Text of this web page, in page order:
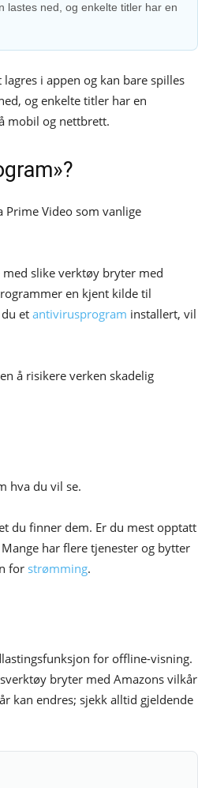
lastes ned, og enkelte titler har en
i appen og kan bare spilles
og enkelte titler har en
mobil og nettbrett.
Video som vanlige
slike verktøy bryter med
en kjent kilde til
et antivirusprogram installert, vil
å risikere verken skadelig
hva du vil se.
du finner dem. Er du mest opptatt
har flere tjenester og bytter
for strømming.
for offline-visning.
bryter med Amazons vilkår
kan endres; sjekk alltid gjeldende